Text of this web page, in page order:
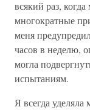
всякий раз,
многократные
меня
часов в неделю,
могла
испытаниям.
Я всегда